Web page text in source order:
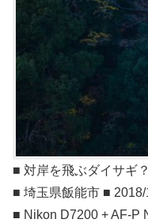
■ 対岸を飛ぶダイサギ
■ 埼玉県飯能市 ■ 2018/
■ Nikon D7200 + AF-P